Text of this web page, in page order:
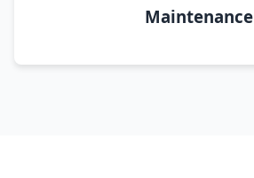
Maintenance